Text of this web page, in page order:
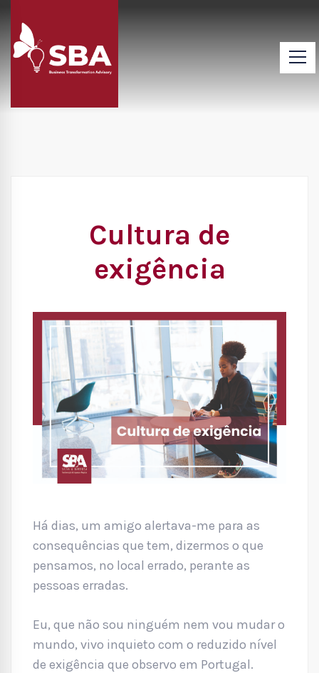
Cultura de
exigência
Há dias, um amigo alertava-me para as
consequências que tem, dizermos o que
pensamos, no local errado, perante as
pessoas erradas.
Eu, que não sou ninguém nem vou mudar o
mundo, vivo inquieto com o reduzido nível
de exigência que observo em Portugal.